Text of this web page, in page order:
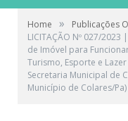
Home » Publicações
LICITAÇÃO Nº 027/2023
de Imóvel para
Turismo, Esporte e
Secretaria Municipal de
Município de Colares/Pa)